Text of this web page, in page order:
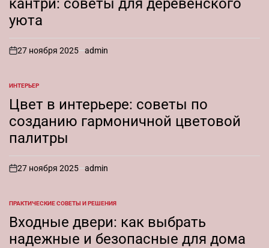
кантри: советы для деревенского
уюта
on
27 ноября 2025 admin
ОПУБЛИКОВАНО
В
ИНТЕРЬЕР
Цвет в интерьере: советы по
созданию гармоничной цветовой
палитры
on
27 ноября 2025 admin
ОПУБЛИКОВАНО
В
ПРАКТИЧЕСКИЕ СОВЕТЫ И РЕШЕНИЯ
Входные двери: как выбрать
надежные и безопасные для дома